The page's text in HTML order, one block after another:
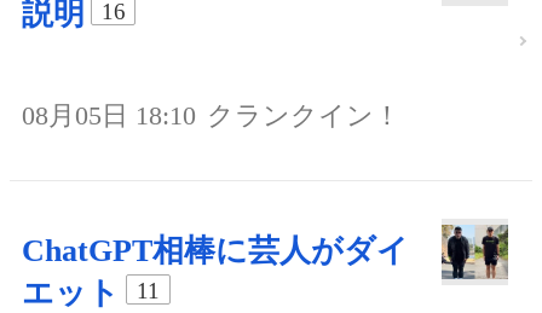
説明
16
08月05日 18:10 クランクイン！
ChatGPT相棒に芸人がダイ
エット
11